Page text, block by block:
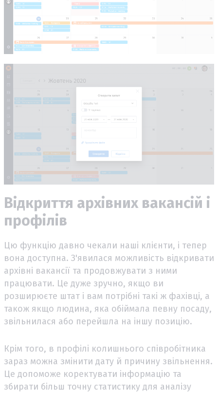
Відкриття архівних вакансій і
профілів
Цю функцію давно чекали наші клієнти, і тепер
вона доступна. З'явилася можливість відкривати
архівні вакансії та продовжувати з ними
працювати. Це дуже зручно, якщо ви
розширюєте штат і вам потрібні такі ж фахівці, а
також якщо людина, яка обіймала певну посаду,
звільнилася або перейшла на іншу позицію.
Крім того, в профілі колишнього співробітника
зараз можна змінити дату й причину звільнення.
Це допоможе коректувати інформацію та
збирати більш точну статистику для аналізу